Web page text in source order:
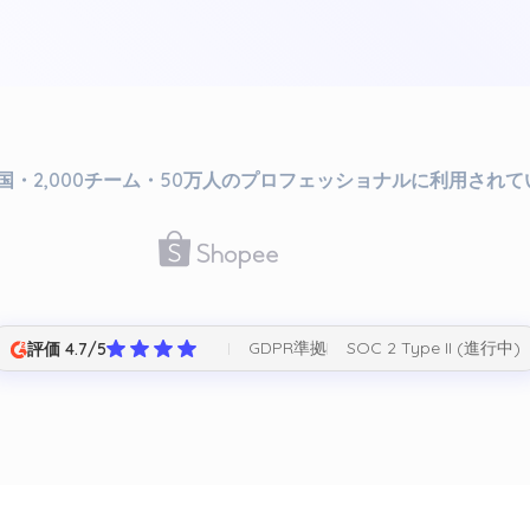
・2,000チーム・50万人のプロフェッショナルに利用されて
評価 4.7/5 GDPR準拠 SOC 2 Type II (進行中)